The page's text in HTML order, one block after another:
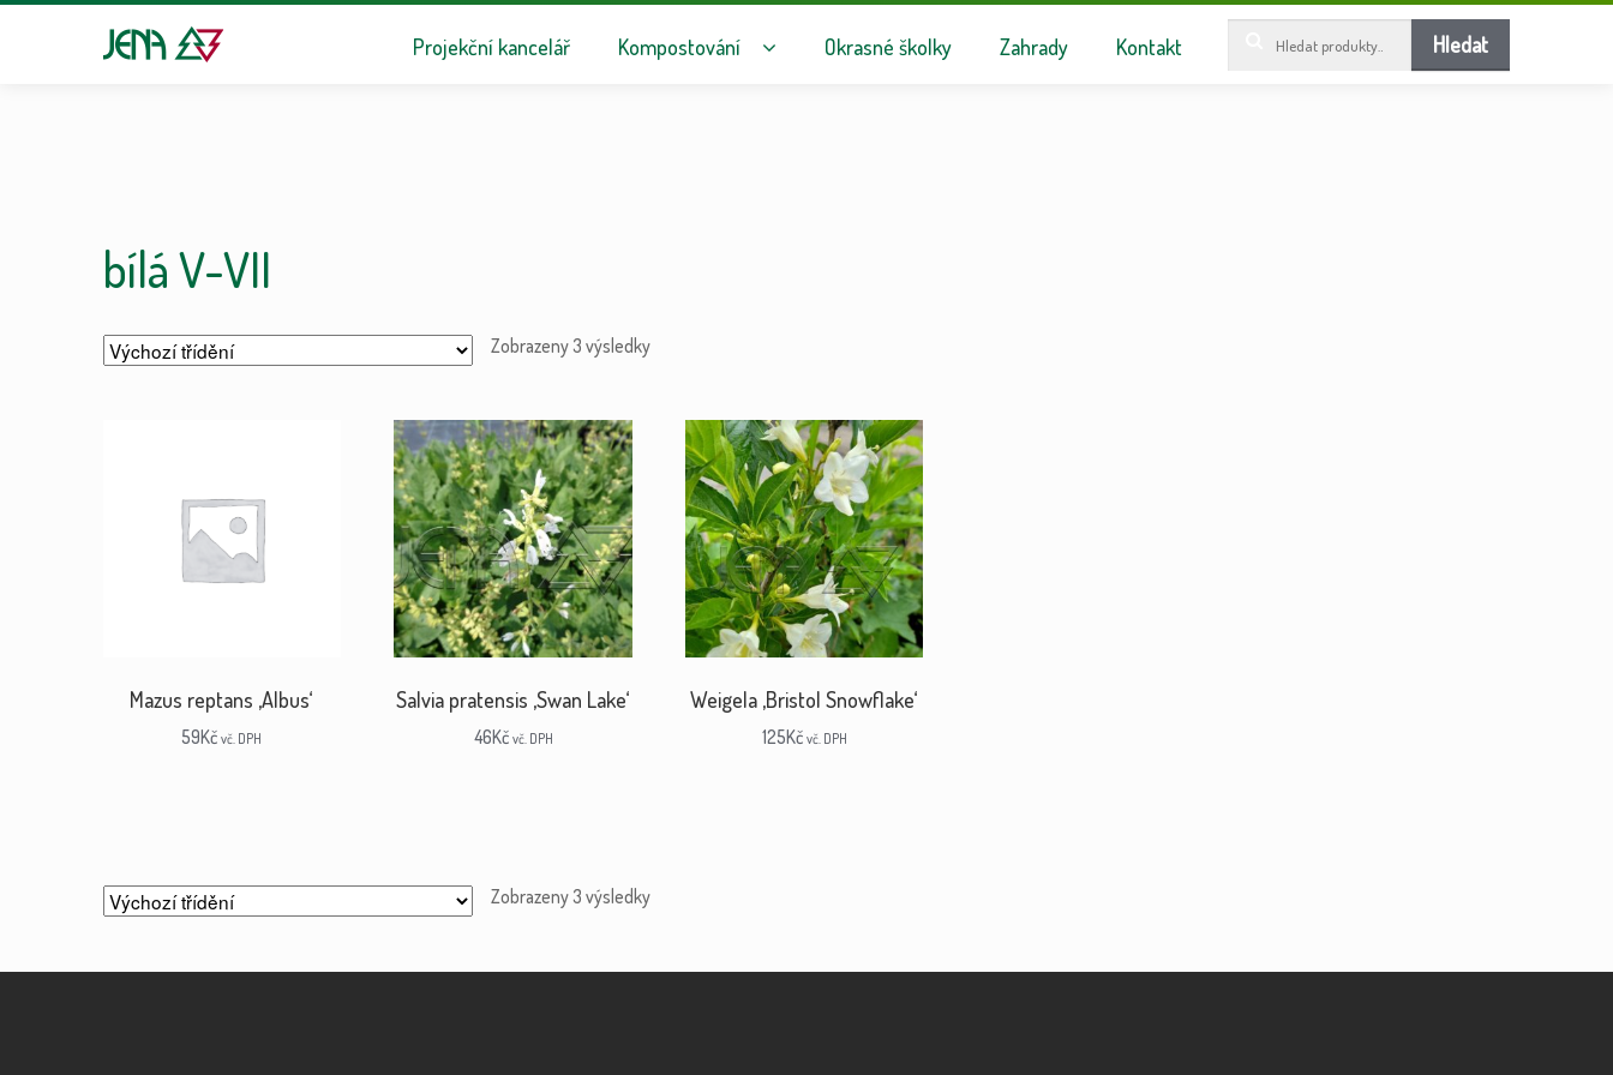
Přeskočit na navigaci
Přejít k obsahu webu
Hledat
Projekční kancelář Kompostování Okrasné školky Zahrady Kontakt
bílá V-VII
Zobrazeny 3 výsledky
Mazus reptans ‚Albus‘
59Kč vč. DPH
Salvia pratensis ‚Swan Lake‘
46Kč vč. DPH
Weigela ‚Bristol Snowflake‘
125Kč vč. DPH
Zobrazeny 3 výsledky